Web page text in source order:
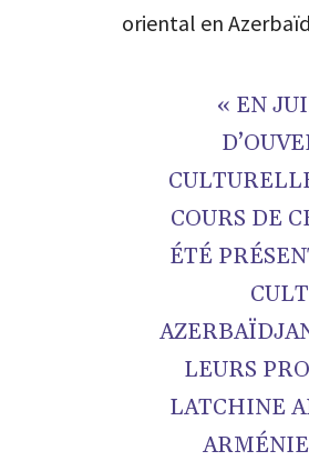
oriental en
« EN
COURS DE
ÉTÉ
LEURS
LATCHINE